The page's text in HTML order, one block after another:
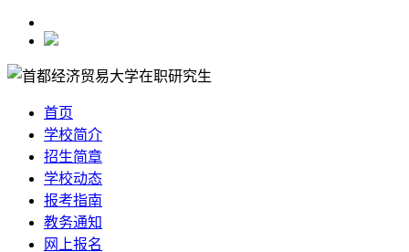
首页
学校简介
招生简章
学校动态
报考指南
教务通知
网上报名